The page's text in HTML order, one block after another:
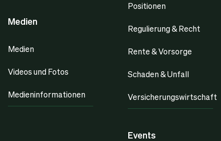
Medien
Medien
Videos und Fotos
Medieninformationen
Positionen
Regulierung & Recht
Rente & Vorsorge
Schaden & Unfall
Versicherungswirtschaft
Events